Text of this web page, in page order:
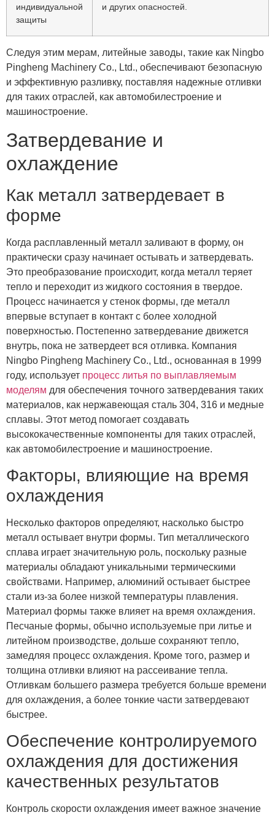
индивидуальной
защиты
и других опасностей.
Следуя этим мерам, литейные заводы, такие как Ningbo
Pingheng Machinery Co., Ltd., обеспечивают безопасную
и эффективную разливку, поставляя надежные отливки
для таких отраслей, как автомобилестроение и
машиностроение.
Затвердевание и
охлаждение
Как металл затвердевает в
форме
Когда расплавленный металл заливают в форму, он
практически сразу начинает остывать и затвердевать.
Это преобразование происходит, когда металл теряет
тепло и переходит из жидкого состояния в твердое.
Процесс начинается у стенок формы, где металл
впервые вступает в контакт с более холодной
поверхностью. Постепенно затвердевание движется
внутрь, пока не затвердеет вся отливка. Компания
Ningbo Pingheng Machinery Co., Ltd., основанная в 1999
году, использует процесс литья по выплавляемым
моделям для обеспечения точного затвердевания таких
материалов, как нержавеющая сталь 304, 316 и медные
сплавы. Этот метод помогает создавать
высококачественные компоненты для таких отраслей,
как автомобилестроение и машиностроение.
Факторы, влияющие на время
охлаждения
Несколько факторов определяют, насколько быстро
металл остывает внутри формы. Тип металлического
сплава играет значительную роль, поскольку разные
материалы обладают уникальными термическими
свойствами. Например, алюминий остывает быстрее
стали из-за более низкой температуры плавления.
Материал формы также влияет на время охлаждения.
Песчаные формы, обычно используемые при литье и
литейном производстве, дольше сохраняют тепло,
замедляя процесс охлаждения. Кроме того, размер и
толщина отливки влияют на рассеивание тепла.
Отливкам большего размера требуется больше времени
для охлаждения, а более тонкие части затвердевают
быстрее.
Обеспечение контролируемого
охлаждения для достижения
качественных результатов
Контроль скорости охлаждения имеет важное значение